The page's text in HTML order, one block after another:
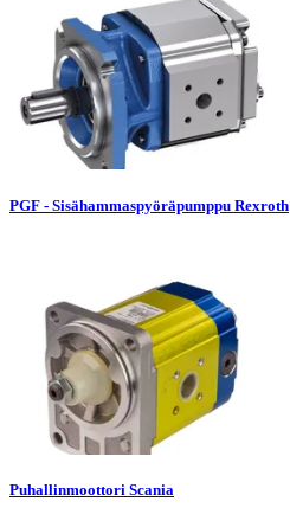
PGF - Sisähammaspyöräpumppu Rexroth
Puhallinmoottori Scania